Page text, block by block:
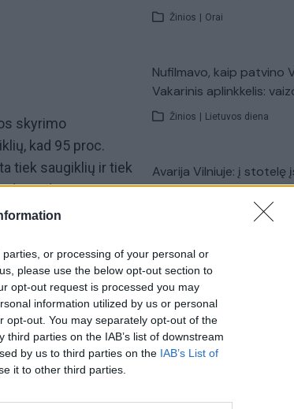
or processing of your personal or
please use the below opt-out section to
opt-out request is processed you may
information utilized by us or personal
opt-out. You may separately opt-out of the
parties on the IAB’s list of downstream
by us to third parties on the IAB’s List of
it to other third parties.
skyrimo
kad 95 proc.
tiek saugiklių ir tiek
deja,
2020 metais
ųjų kovo 16 dienos
(Uhano virusas)
Žinios Orai
Nufilmavo, kaip patvino
Vakarinis aplinkkelis:
Žinios Lietuvos diena
Avarija Vilniuje: į stotelę
automobilis sužalojo dvi
Lietuvos diena